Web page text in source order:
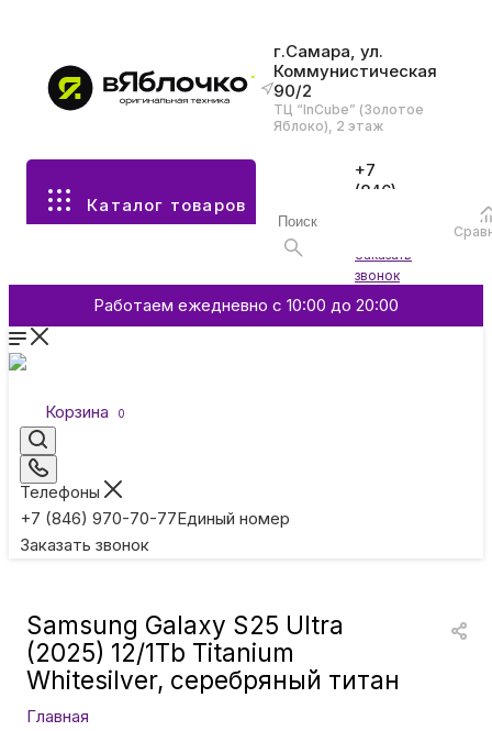
г.Самара, ул.
Коммунистическая
90/2
ТЦ “InCube” (Золотое
Яблоко), 2 этаж
Каталог товаров
+7
(846)
Заказать
звонок
Работаем ежедневно с 10:00 до 20:00
Корзина 0
Телефоны
+7 (846) 970-70-77Единый номер
Заказать звонок
Все разделы каталога
Аксессуары
Смартфоны и гаджеты
Умные кольца
Samsung Galaxy S25 Ultra
(2025) 12/1Tb Titanium
Whitesilver, серебряный титан
Главная